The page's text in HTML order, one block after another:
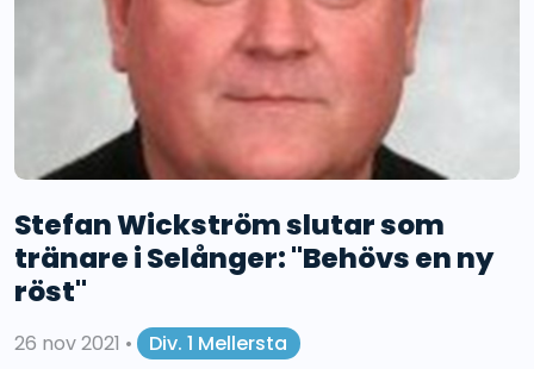
Stefan Wickström slutar som
tränare i Selånger: "Behövs en ny
röst"
26 nov 2021 •
Div. 1 Mellersta